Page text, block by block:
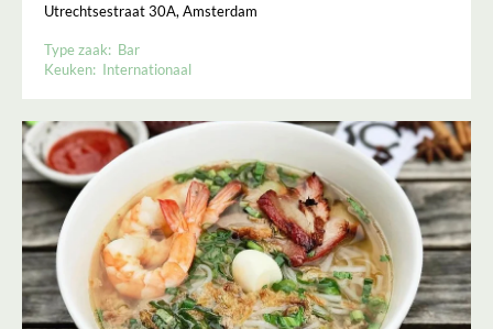
Utrechtsestraat 30A, Amsterdam
Type zaak: Bar
Keuken: Internationaal